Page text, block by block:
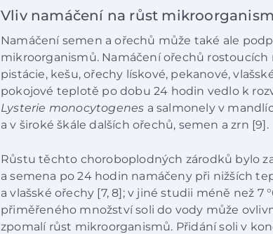
Vliv namáčení na růst
Namáčení semen a ořechů může také ale
mikroorganismů. Namáčení ořechů rostoucích
pistácie, kešu, ořechy lískové, pekanové,
pokojové teplotě po dobu 24 hodin vedlo k
Lysterie monocytogenes a salmonely v
a v široké škále dalších ořechů, semen a zrn [9].
Růstu těchto choroboplodných zárodků bylo
a semena po 24 hodin namáčeny při nižších
a vlašské ořechy [7, 8]; v jiné studii méně než 7
přiměřeného množství soli do vody může
zpomalí růst mikroorganismů. Přidání soli v